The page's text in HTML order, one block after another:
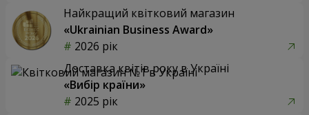
Найкращий квітковий магазин
«Ukrainian Business Award»
2026 рік
Доставка квітів року в Україні
«Вибір країни»
2025 рік